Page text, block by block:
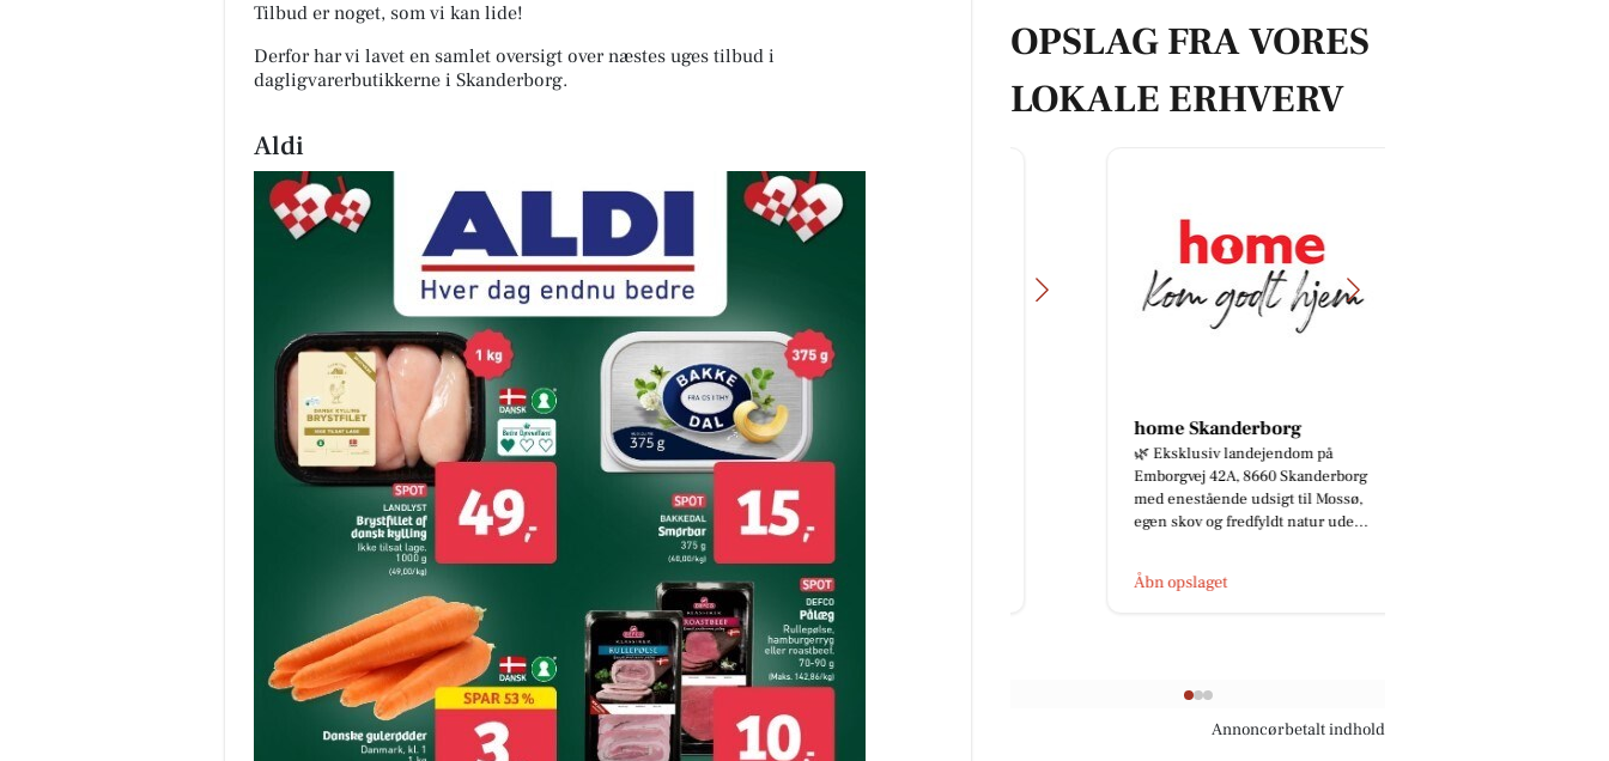
Tilbud er noget, som vi kan lide!
Derfor har vi lavet en samlet oversigt over næstes uges tilbud i
dagligvarerbutikkerne i Skanderborg.
Aldi
OPSLAG FRA VORES
LOKALE ERHVERV
FOA Silkeborg-
Skanderborg
Flere ældre pr. medarbejder
lægger pres på ældreplejen
Antallet af ældre borgere pr.
kommunalt ansat social- og
sundhedsmeda...
Åbn opslaget
Slagter Byskov
UGENS WEEKENDSTEG 😋🍖 På
fredag kan du få vores lækre dansk
kalveculotte - nok til 5-6 personer.
Pris pr. stk. kun 289,00 k...
Åbn opslaget
home Skanderborg
🌿 Eksklusiv landejendom på
Emborgvej 42A, 8660 Skanderborg
med enestående udsigt til Mossø,
egen skov og fredfyldt natur ude...
Åbn opslaget
Annoncørbetalt indhold